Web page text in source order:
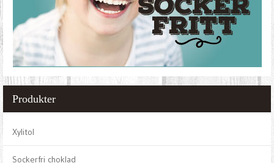
Produkter
Xylitol
Sockerfri choklad